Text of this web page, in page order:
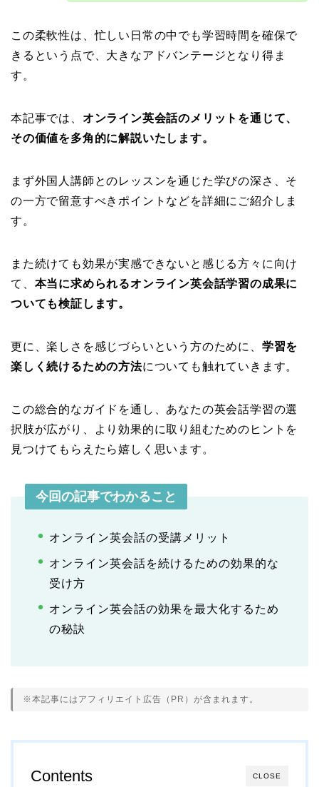
この柔軟性は、忙しい日常の中でも学習時間を確保で
きるという点で、大きなアドバンテージとなり得ま
す。
本記事では、 オンライン英会話のメリットを通じて、
その価値を多角的に解説いたします。
まず外国人講師とのレッスンを通じた学びの深さ、そ
の一方で留意すべきポイントなどを詳細にご紹介しま
す。
また続けても効果が実感できないと感じる方々に向け
て、 本当に求められるオンライン英会話学習の成果に
ついても検証します。
更に、楽しさを感じづらいという方のために、 学習を
楽しく続けるための方法についても触れていきます。
この総合的なガイドを通し、あなたの英会話学習の選
択肢が広がり、より効果的に取り組むためのヒントを
見つけてもらえたら嬉しく思います。
今回の記事でわかること
オンライン英会話の受講メリット
オンライン英会話を続けるための効果的な
受け方
オンライン英会話の効果を最大化するため
の秘訣
※本記事にはアフィリエイト広告（PR）が含まれます。
CLOSE
Contents